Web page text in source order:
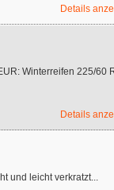
Details
Winterreifen 225/60
Details
und leicht verkratzt...